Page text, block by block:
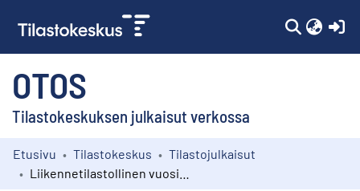
OTOS
Tilastokeskuksen julkaisut verkossa
Kokoelmat
Etusivu Tilastokeskus
Tilastojulkaisut